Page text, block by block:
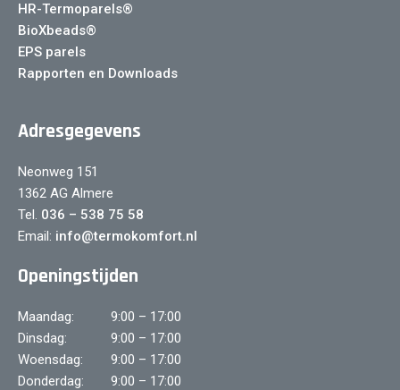
HR-Termoparels®
BioXbeads®
EPS parels
Rapporten en Downloads
Adresgegevens
Neonweg 151
1362 AG Almere
Tel. 036 – 538 75 58
Email: info@termokomfort.nl
Openingstijden
Maandag:
9:00 – 17:00
Dinsdag:
9:00 – 17:00
Woensdag:
9:00 – 17:00
Donderdag:
9:00 – 17:00